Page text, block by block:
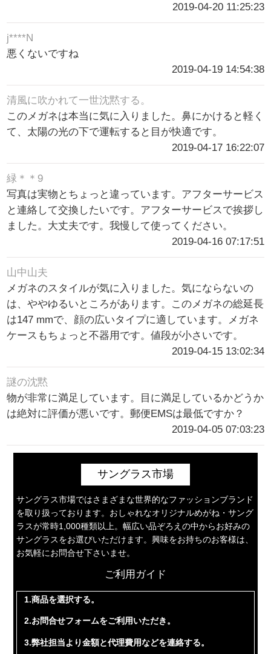
2019-04-20 11:25:23
j****N
悪くないですね
2019-04-19 14:54:38
清風に吹かれて一世沈黙する。
このメガネは本当に気に入りました。鼻にかけると軽く
て、太陽の光の下で運転すると目が快適です。
2019-04-17 16:22:07
緑＊＊9
写真は実物とちょっと違っています。アフターサービス
と連絡して交換したいです。アフターサービスで挨拶し
ました。大丈夫です。我慢して使ってください。
2019-04-16 07:17:51
山中山夫
メガネのスタイルが気に入りました。気にならないの
は、ややゆるいところがあります。このメガネの総延長
は147 mmで、顔の広いタイプに適しています。メガネ
ケースもちょっと不器用です。値段が小さいです。
2019-04-15 13:02:34
謎の沈黙
物が非常に満足しています。目に満足しているかどうか
は絶対に評価が悪いです。郵便EMSは最低ですか？
2019-04-05 07:03:23
サングラス市場
サングラス市場ではさまざまな世界的なファッションブランド
を取り扱っております。おしゃれなオリジナルめがね・サング
ラスが常時1,000種類以上。幅広い品ぞろえの中からお好みの
サングラスをお選びいただけます。興味をお持ちのお客様は、
お気軽にお問合せ下さいませ。
ご利用ガイド
1.商品を選択する。
2.お問合せフォームをご利用いただき。
3.弊社担当より金額と代理費用などを連絡する。